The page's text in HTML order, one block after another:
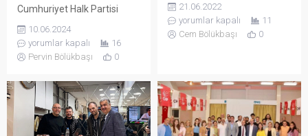
Cumhuriyet Halk Partisi
Kongresi Şükrü Tunar Kültür
Merkezi’nde
yapıldı.Kongrede güven
Başkanı Songül
Toplamaoğlu ve Yönetim
Kuruluna
10numarabasin.com ailesi
10.06.2024
yorumlar kapalı
16
Pervin Bölükbaşı
0
işbirliği ile düzenlenen
arıcılık kurslarında eğitim
gören 100 kursiyer, 10 hafta
ardından M. Akif Ersoy
Kültür Merkezinde sertifika
töreni düzenlendi. Törene
Dursunbey Kaymakamı
21.06.2022
yorumlar kapalı
11
Cem Bölükbaşı
0